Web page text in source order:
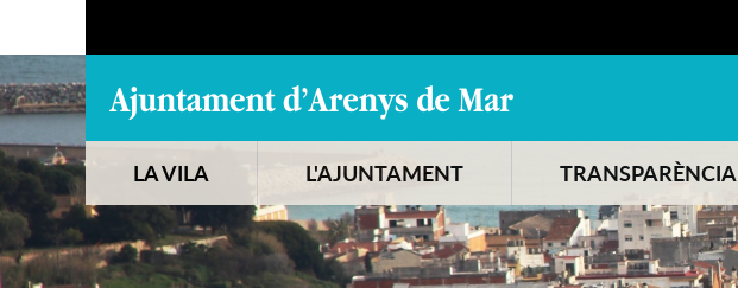
LA VILA L'AJUNTAMENT TRANSPARÈNCIA